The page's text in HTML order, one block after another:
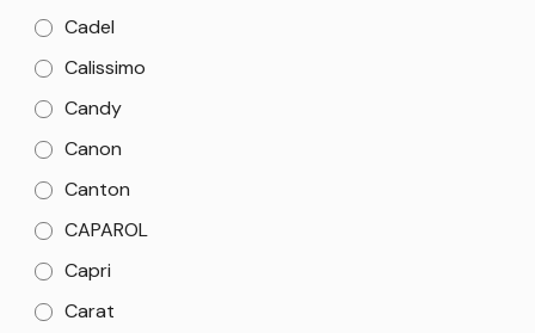
Cadel
Calissimo
Candy
Canon
Canton
CAPAROL
Capri
Carat